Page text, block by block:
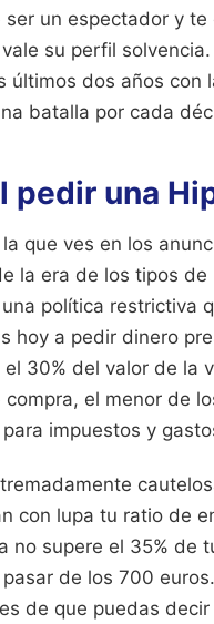
un espectador y
su perfil
dos años con
batalla por cada
pedir una
que ves en los
la era de los tipos
política restrictiva
hoy a pedir dinero
30% del valor de la
el menor de
impuestos y
con lupa tu ratio de
supere el 35% de
de los 700
de que puedas